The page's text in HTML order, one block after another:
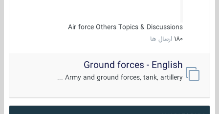
Air force Others Topics & Discussions
180 ارسال ها
Ground forces - English
Army and ground forces, tank, artillery ...